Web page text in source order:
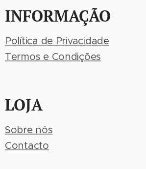
INFORMAÇÃO
Política de Privacidade
Termos e Condições
LOJA
Sobre nós
Contacto